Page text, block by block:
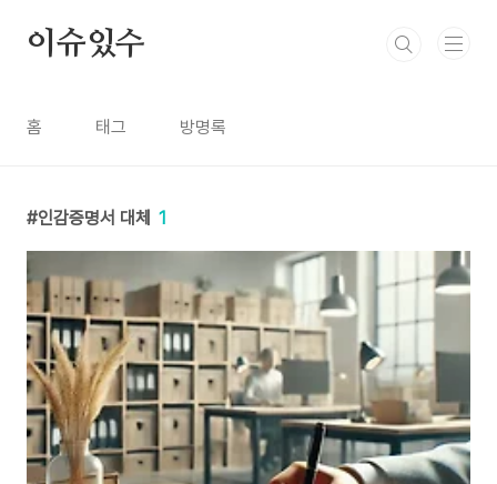
이슈있수
홈 태그 방명록
인감증명서 대체 1